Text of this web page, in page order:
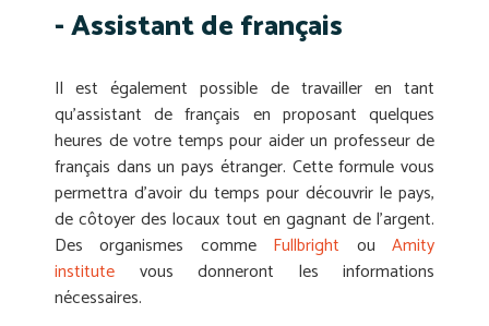
- Assistant de français
Il est également possible de travailler en tant
qu’assistant de français en proposant quelques
heures de votre temps pour aider un professeur de
français dans un pays étranger. Cette formule vous
permettra d’avoir du temps pour découvrir le pays,
de côtoyer des locaux tout en gagnant de l’argent.
Des organismes comme Fullbright ouAmity
institute vous donneront les informations
nécessaires.